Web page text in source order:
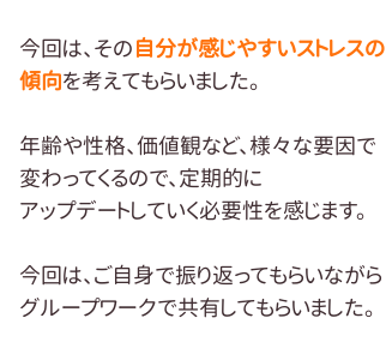
今回は、その自分が感じやすいストレスの
傾向を考えてもらいました。
年齢や性格、価値観など、様々な要因で
変わってくるので、定期的に
アップデートしていく必要性を感じます。
今回は、ご自身で振り返ってもらいながら
グループワークで共有してもらいました。